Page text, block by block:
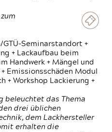
GTÜ-Seminarstandort +
+ Lackaufbau beim
Handwerk + Mängel und
Emissionsschäden Modul
+ Workshop Lackierung +
beleuchtet das Thema
drei üblichen
dem Lackhersteller
erhalten die